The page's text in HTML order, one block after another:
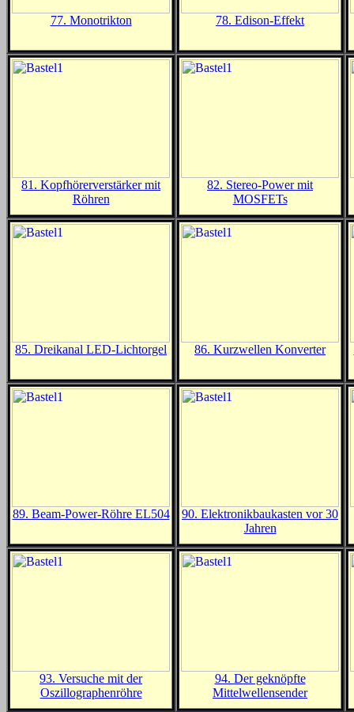
77. Monotrikton 78. Edison-Effekt
81. Kopfhörerverstärker mit
Röhren
82. Stereo-Power mit
MOSFETs
85. Dreikanal LED-Lichtorgel 86. Kurzwellen Konverter
89. Beam-Power-Röhre EL504
90. Elektronikbaukasten vor 30
Jahren
93. Versuche mit der
Oszillographenröhre
94. Der geknöpfte
Mittelwellensender